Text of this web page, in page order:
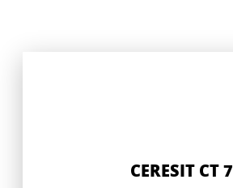
CERESIT CT 7